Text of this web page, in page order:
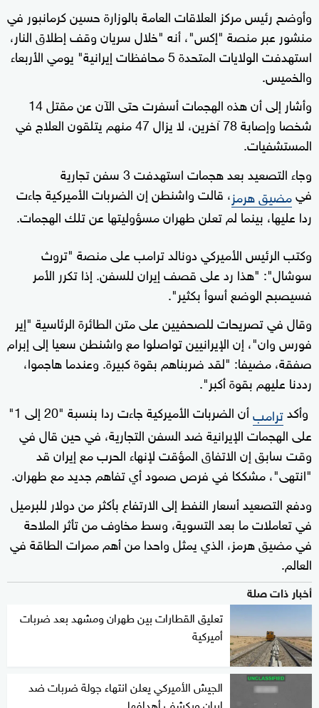
وأوضح رئيس مركز العلاقات العامة بالوزارة حسين كرمانبور في
منشور عبر منصة "إكس"، أنه "خلال سريان وقف إطلاق النار،
استهدفت الولايات المتحدة 5 محافظات إيرانية" يومي الأربعاء
والخميس.
وأشار إلى أن هذه الهجمات أسفرت حتى الآن عن مقتل 14
شخصا وإصابة 78 آخرين، لا يزال 47 منهم يتلقون العلاج في
المستشفيات.
وجاء التصعيد بعد هجمات استهدفت 3 سفن تجارية
فيمضيق هرمز، قالت واشنطن إن الضربات الأميركية جاءت
ردا عليها، بينما لم تعلن طهران مسؤوليتها عن تلك الهجمات.
وكتب الرئيس الأميركي دونالد ترامب على منصة "تروث
سوشال": "هذا رد على قصف إيران للسفن. إذا تكرر الأمر
فسيصبح الوضع أسوأ بكثير".
وقال في تصريحات للصحفيين على متن الطائرة الرئاسية "إير
فورس وان"، إن الإيرانيين تواصلوا مع واشنطن سعيا إلى إبرام
صفقة، مضيفا: "لقد ضربناهم بقوة كبيرة. وعندما هاجموا،
رددنا عليهم بقوة أكبر".
وأكدترامب
أن الضربات الأميركية جاءت ردا بنسبة "20 إلى 1"
على الهجمات الإيرانية ضد السفن التجارية، في حين قال في
وقت سابق إن الاتفاق المؤقت لإنهاء الحرب مع إيران قد
"انتهى"، مشككا في فرص صمود أي تفاهم جديد مع طهران.
ودفع التصعيد أسعار النفط إلى الارتفاع بأكثر من دولار للبرميل
في تعاملات ما بعد التسوية، وسط مخاوف من تأثر الملاحة
في مضيق هرمز، الذي يمثل واحدا من أهم ممرات الطاقة في
العالم.
أخبار ذات صلة
تعليق القطارات بين طهران ومشهد بعد ضربات
أميركية
الجيش الأميركي يعلن انتهاء جولة ضربات ضد
إيران ويكشف أهدافها